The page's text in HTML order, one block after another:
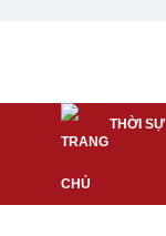
THỜI SỰ